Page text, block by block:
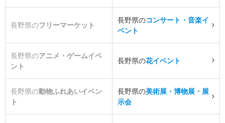
長野県のフリーマーケット
長野県のコンサート・音楽イ
ベント
長野県のアニメ・ゲームイベ
ント
長野県の花イベント
長野県の動物ふれあいイベン
ト
長野県の美術展・博物展・展
示会